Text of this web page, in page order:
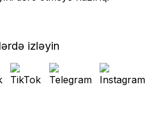
izləyin